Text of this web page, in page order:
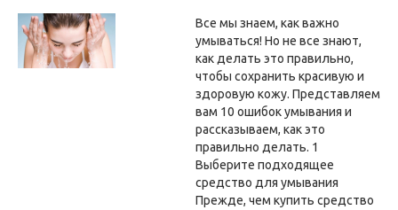
Все мы знаем, как важно
умываться! Но не все знают,
как делать это правильно,
чтобы сохранить красивую и
здоровую кожу. Представляем
вам 10 ошибок умывания и
рассказываем, как это
правильно делать. 1
Выберите подходящее
средство для умывания
Прежде, чем купить средство